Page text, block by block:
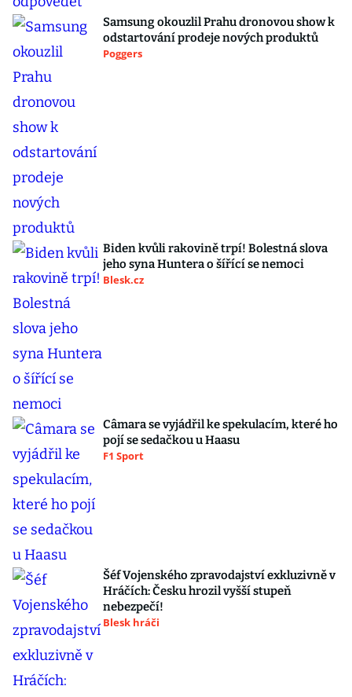
Samsung okouzlil Prahu dronovou show k
odstartování prodeje nových produktů
Poggers
Biden kvůli rakovině trpí! Bolestná slova
jeho syna Huntera o šířící se nemoci
Blesk.cz
Câmara se vyjádřil ke spekulacím, které ho
pojí se sedačkou u Haasu
F1 Sport
Šéf Vojenského zpravodajství exkluzivně v
Hráčích: Česku hrozil vyšší stupeň
nebezpečí!
Blesk hráči